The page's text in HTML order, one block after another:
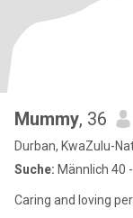
Mummy, 36
Durban, KwaZulu-
Suche: Männlich 40
Caring and loving